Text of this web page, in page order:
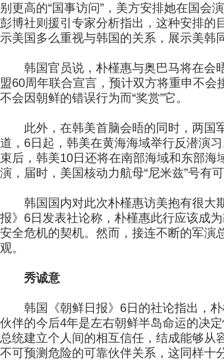
别更高的“国事访问”，美方安排她在国会
彭博社则援引专家分析指出，这种安排的
示美国多么重视与韩国的关系，展示美韩
韩国官员说，朴槿惠与奥巴马将在会
盟60周年联合宣言，预计双方将重申不会
不会因朝鲜的错误行为而“奖赏”它。
此外，在韩美首脑会晤的同时，两国
道，6日起，韩美在黄海海域举行反潜演
束后，韩美10日还将在南部海域和东部海
演，届时，美国核动力航母“尼米兹”号有
韩国国内对此次朴槿惠访美抱有很大
报》6日发表社论称，朴槿惠此行应该成
安全危机的契机。然而，接连不断的军演
观。
秀诚意
韩国《朝鲜日报》6日的社论指出，朴
伙伴的今后4年是左右朝鲜半岛命运的决
总统建立个人间的相互信任，结成能够从
不可预测危险的可靠伙伴关系，这同样十